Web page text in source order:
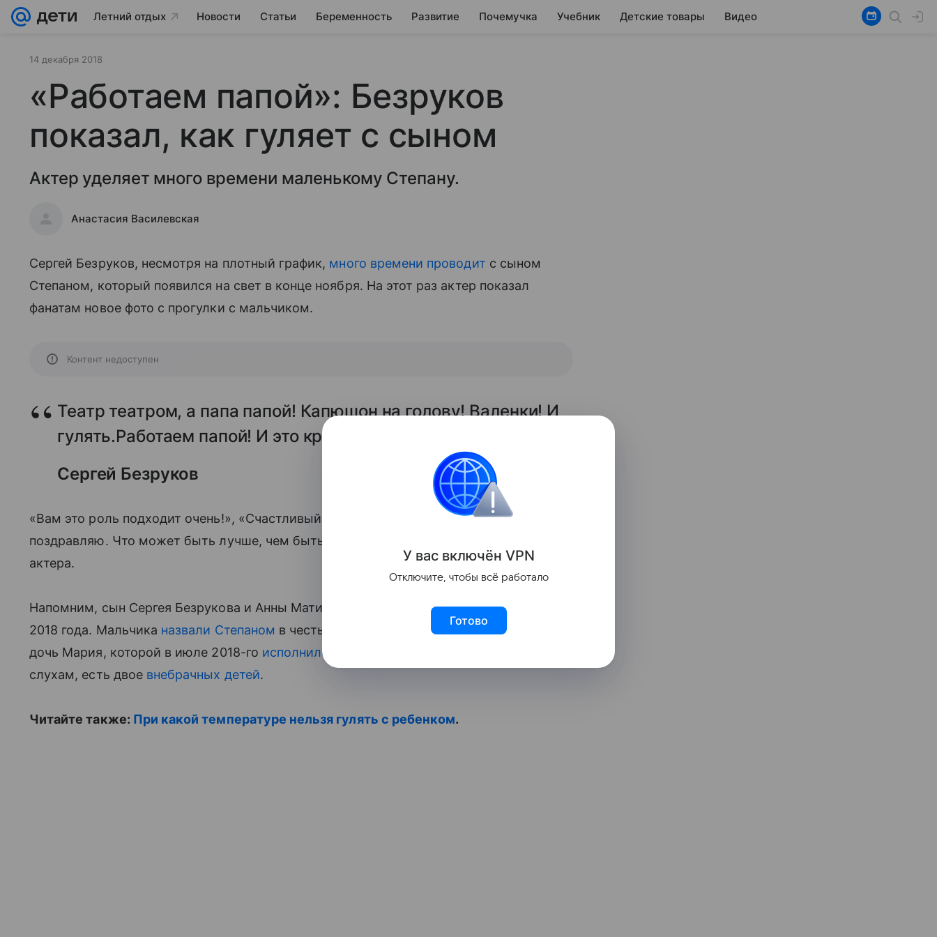
Летний отдых Новости Статьи Беременность Развитие Почемучка Учебник Детские товары Видео
14 декабря 2018
«Работаем папой»: Безруков
показал, как гуляет с сыном
Актер уделяет много времени маленькому Степану.
Анастасия Василевская
Сергей Безруков, несмотря на плотный график, много времени проводит с сыном
Степаном, который появился на свет в конце ноября. На этот раз актер показал
фанатам новое фото с прогулки с мальчиком.
Контент недоступен
Театр театром, а папа папой! Капюшон на голову! Валенки! И
гулять.Работаем папой! И это круто!
Сергей Безруков
«Вам это роль подходит очень!», «Счастливый молодой отец!», «Класс! Искренне
поздравляю. Что может быть лучше, чем быть отцом», — отреагировали подписчики
актера.
Напомним, сын Сергея Безрукова и Анны Матисон, появился на светв конце ноября
2018 года. Мальчика назвали Степаном в честь прадеда Безрукова. У пары также есть
дочь Мария, которой в июле 2018-го исполнилось два года
слухам, есть двое внебрачных детей.
Читайте также: При какой температуре нельзя гулять с ребенком.
У вас включён VPN
Отключите, чтобы всё работало
Готово